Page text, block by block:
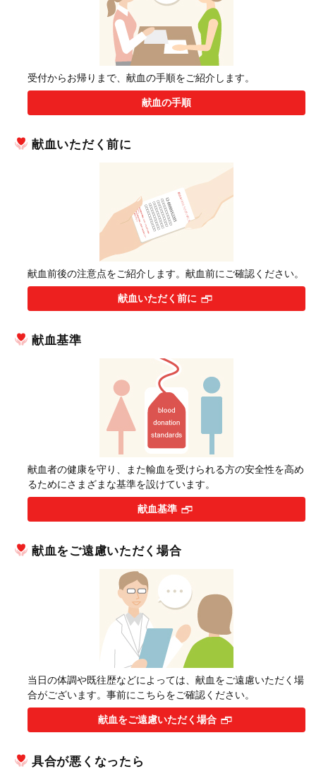
受付からお帰りまで、献血の手順をご紹介します。
献血の手順
献血いただく前に
献血前後の注意点をご紹介します。献血前にご確認ください。
献血いただく前に
献血基準
献血者の健康を守り、また輸血を受けられる方の安全性を高め
るためにさまざまな基準を設けています。
献血基準
献血をご遠慮いただく場合
当日の体調や既往歴などによっては、献血をご遠慮いただく場
合がございます。事前にこちらをご確認ください。
献血をご遠慮いただく場合
具合が悪くなったら